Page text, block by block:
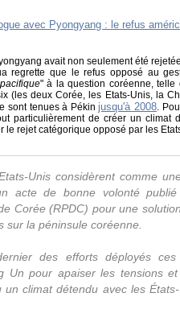
avait non seulement été
regrette que le refus opposé au
" à la question coréenne,
(les deux Corée, les Etats-Unis, la
sont tenues à Pékin jusqu'à 2008.
particulièrement de créer un climat
le rejet catégorique opposé par les
Unis considèrent comme
acte de bonne volonté
Corée (RPDC) pour une
sur la péninsule coréenne.
des efforts déployés
Un pour apaiser les tensions
climat détendu avec les